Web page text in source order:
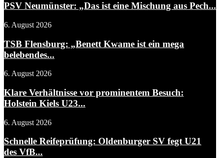
PSV Neumünster: „Das ist eine Mischung aus Pech...
6. August 2026
TSB Flensburg: „Benett Kwame ist ein mega
belebendes...
6. August 2026
Klare Verhältnisse vor prominentem Besuch:
Holstein Kiels U23...
6. August 2026
Schnelle Reifeprüfung: Oldenburger SV fegt U21
des VfB...